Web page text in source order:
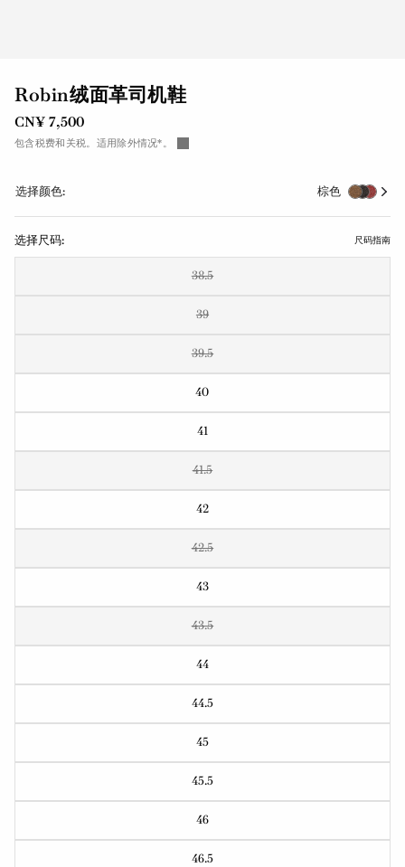
Robin绒面革司机鞋
CN¥ 7,500
包含税费和关税。适用除外情况*。
选择颜色: 棕色
选择尺码: 尺码指南
38.5
39
39.5
40
41
41.5
42
42.5
43
43.5
44
44.5
45
45.5
46
46.5